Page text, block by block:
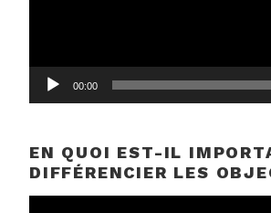
00:00
EN QUOI EST-IL
DIFFÉRENCIER LES